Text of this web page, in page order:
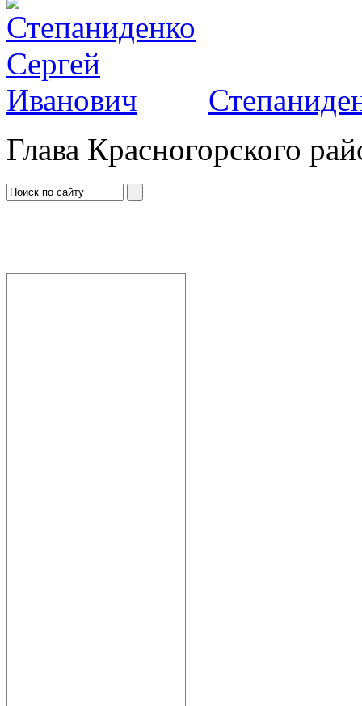
Глава Красногорского